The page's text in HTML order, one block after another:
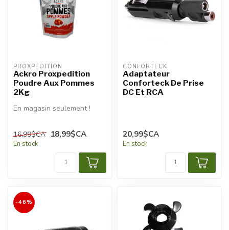
PROXPEDITION
Ackro Proxpedition
Poudre Aux Pommes
2Kg
En magasin seulement !
16,99$CA 18,99$CA
En stock
CONFORTECK
Adaptateur
Conforteck De Prise
DC Et RCA
20,99$CA
En stock
-46%